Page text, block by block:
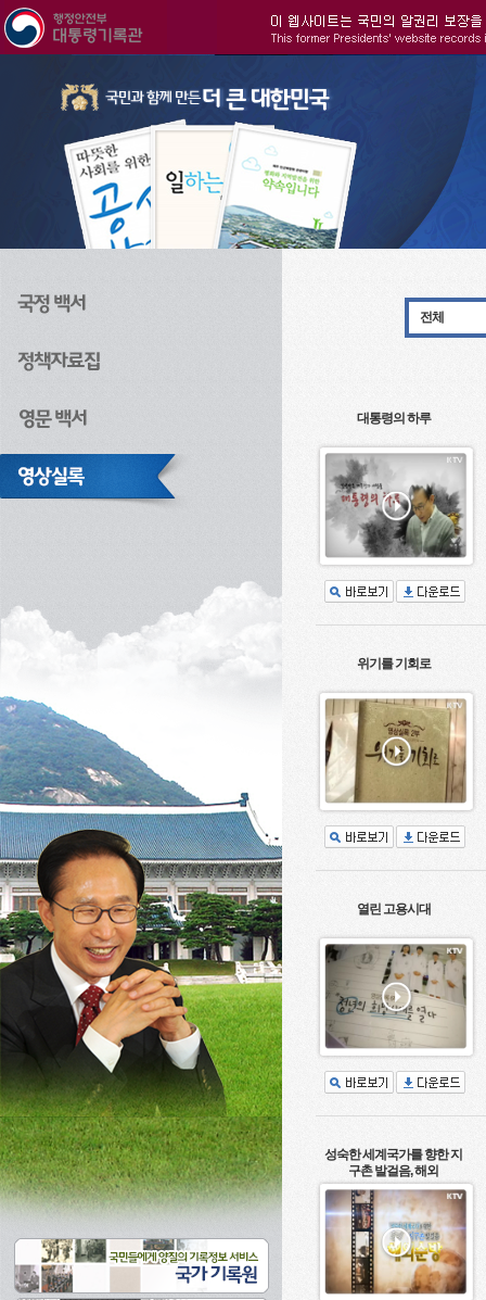
전체
대통령의 하루
위기를 기회로
열린 고용시대
성숙한 세계국가를 향한 지
구촌 발걸음, 해외